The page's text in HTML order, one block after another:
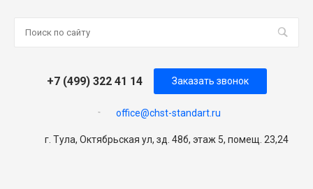
+7 (499) 322 41 14
office@chst-standart.ru
Заказать звонок
г. Тула, Октябрьская ул, зд. 48б, этаж 5, помещ. 23,24